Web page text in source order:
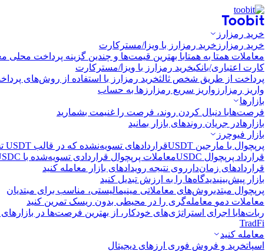
خرید رمزارز
خرید رمزارز خرید رمزارز با ویزا/مسترکارت
معاملات همتا به همتابا بهترین قیمت‌ها و چندین گزینه پرداخت محلی
کارت اعتباری/بانکیخرید رمزارز با ویزا/مسترکارت
پرداخت از طریق شخص ثالثخرید رمزارز با استفاده از روش‌های
واریز رمزارز واریز سریع رمزارزها به حساب
بازارها
فرصت‌هابا دنبال کردن روند، فرصت را غنیمت بشمارید
بازارهادر جریان روندهای بازار بمانید
بازار فیوچرز
پرپچوال با مارجین USDT
قراردادهای تسویه‌نشده که در قالب USDT تسویه می‌شوند
قرارداد پرپچوال USDC
معاملات پرپچوال قراردادی تسویه‌شده با USDC
قراردادهای زمان‌دار روی نتیجه رویدادهای بازار معامله کنید
بازار پیش‌بینیدیدگاه‌ها را به ارزش تبدیل کنید
پرپچوال مبتدیروش‌های معاملاتی مینیمالیستی، مناسب برای مبتدیان
معاملات دمو معامله‌گری را در محیطی بدون ریسک تمرین کنید
ربات‌هابا اجرای استراتژی‌های خودکار، از بهترین فرصت‌ها در
TradFi
معامله کنید
اسپاتخرید و فروش فوری ارزهای دیجیتال